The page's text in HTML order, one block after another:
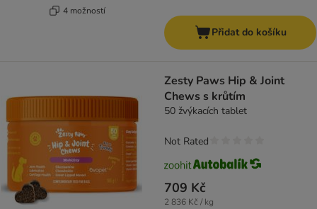
4 možností
Přidat do košíku
Zesty Paws Hip & Joint
Chews s krůtím
50 žvýkacích tablet
709 Kč
2 836 Kč / kg
Not Rated